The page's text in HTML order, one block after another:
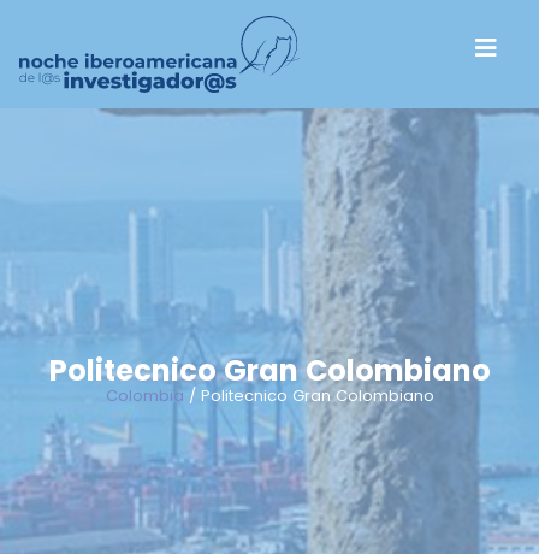
Politecnico Gran Colombiano
Colombia / Politecnico Gran Colombiano